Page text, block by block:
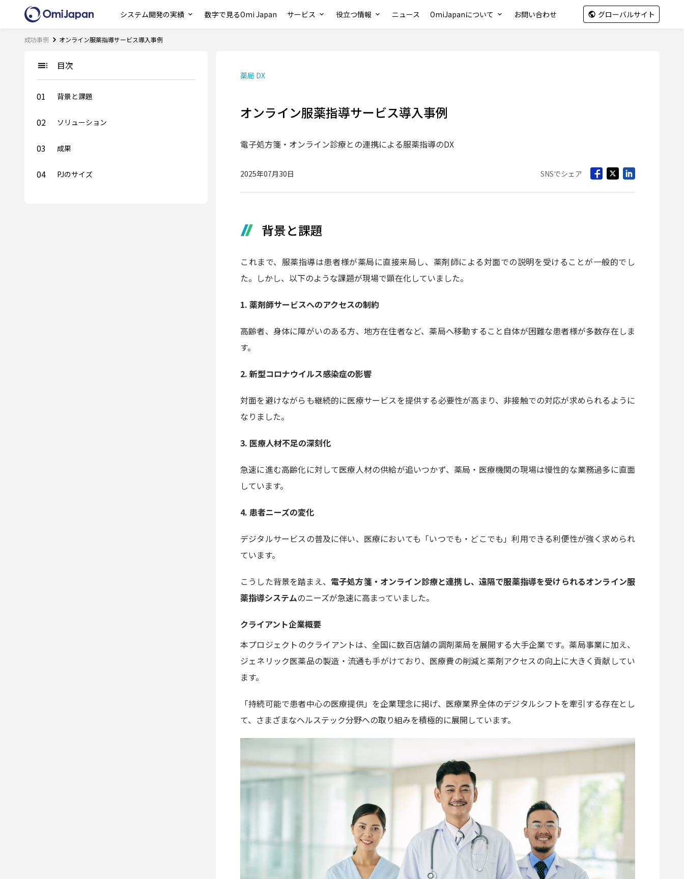
システム開発の実績 数字で見るOmi Japan サービス 役立つ情報 ニュース OmiJapanについて お問い合わせ グローバルサイト
成功事例 オンライン服薬指導サービス導入事例
目次
01 背景と課題
02 ソリューション
03 成果
04 PJのサイズ
薬局 DX
オンライン服薬指導サービス導入事例
電子処方箋・オンライン診療との連携による服薬指導のDX
2025年07月30日 SNSでシェア
背景と課題
これまで、服薬指導は患者様が薬局に直接来局し、薬剤師による対面での説明を受けることが一般的でし
た。しかし、以下のような課題が現場で顕在化していました。
1. 薬剤師サービスへのアクセスの制約
高齢者、身体に障がいのある方、地方在住者など、薬局へ移動すること自体が困難な患者様が多数存在しま
す。
2. 新型コロナウイルス感染症の影響
対面を避けながらも継続的に医療サービスを提供する必要性が高まり、非接触での対応が求められるように
なりました。
3. 医療人材不足の深刻化
急速に進む高齢化に対して医療人材の供給が追いつかず、薬局・医療機関の現場は慢性的な業務過多に直面
しています。
4. 患者ニーズの変化
デジタルサービスの普及に伴い、医療においても「いつでも・どこでも」利用できる利便性が強く求められ
ています。
こうした背景を踏まえ、 電子処方箋・オンライン診療と連携し、遠隔で服薬指導を受けられるオンライン服
薬指導システムのニーズが急速に高まっていました。
クライアント企業概要
本プロジェクトのクライアントは、全国に数百店舗の調剤薬局を展開する大手企業です。薬局事業に加え、
ジェネリック医薬品の製造・流通も手がけており、医療費の削減と薬剤アクセスの向上に大きく貢献してい
ます。
「持続可能で患者中心の医療提供」を企業理念に掲げ、医療業界全体のデジタルシフトを牽引する存在とし
て、さまざまなヘルステック分野への取り組みを積極的に展開しています。